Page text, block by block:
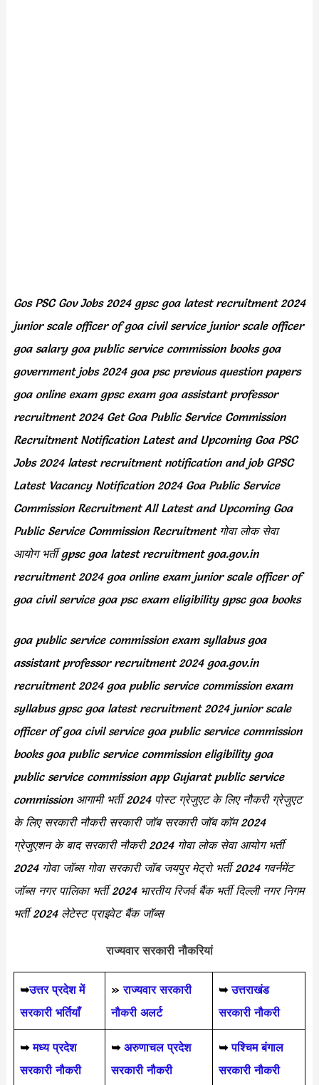
Gos PSC Gov Jobs 2024 gpsc goa latest recruitment 2024
junior scale officer of goa civil service junior scale officer
goa salary goa public service commission books goa
government jobs 2024 goa psc previous question papers
goa online exam gpsc exam goa assistant professor
recruitment 2024 Get Goa Public Service Commission
Recruitment Notification Latest and Upcoming Goa PSC
Jobs 2024 latest recruitment notification and job GPSC
Latest Vacancy Notification 2024 Goa Public Service
Commission Recruitment All Latest and Upcoming Goa
Public Service Commission Recruitment गोवा लोक सेवा
आयोग भर्ती gpsc goa latest recruitment goa.gov.in
recruitment 2024 goa online exam junior scale officer of
goa civil service goa psc exam eligibility gpsc goa books
goa public service commission exam syllabus goa
assistant professor recruitment 2024 goa.gov.in
recruitment 2024 goa public service commission exam
syllabus gpsc goa latest recruitment 2024 junior scale
officer of goa civil service goa public service commission
books goa public service commission eligibility goa
public service commission app Gujarat public service
commission आगामी भर्ती 2024 पोस्ट ग्रेजुएट के लिए नौकरी ग्रेजुएट
के लिए सरकारी नौकरी सरकारी जॉब सरकारी जॉब कॉम 2024
ग्रेजुएशन के बाद सरकारी नौकरी 2024 गोवा लोक सेवा आयोग भर्ती
2024 गोवा जॉब्स गोवा सरकारी जॉब जयपुर मेट्रो भर्ती 2024 गवर्नमेंट
जॉब्स नगर पालिका भर्ती 2024 भारतीय रिजर्व बैंक भर्ती दिल्ली नगर निगम
भर्ती 2024 लेटेस्ट प्राइवेट बैंक जॉब्स
राज्यवार सरकारी नौकरियां
➥उत्तर प्रदेश में
सरकारी भर्तियाँ
»राज्यवार सरकारी
नौकरी अलर्ट
➥ उत्तराखंड
सरकारी नौकरी
➥ मध्य प्रदेश
सरकारी नौकरी
➥ अरुणाचल प्रदेश
सरकारी नौकरी
➥ पश्चिम बंगाल
सरकारी नौकरी